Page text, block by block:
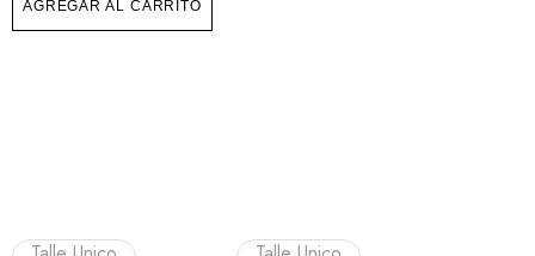
AGREGAR AL CARRITO